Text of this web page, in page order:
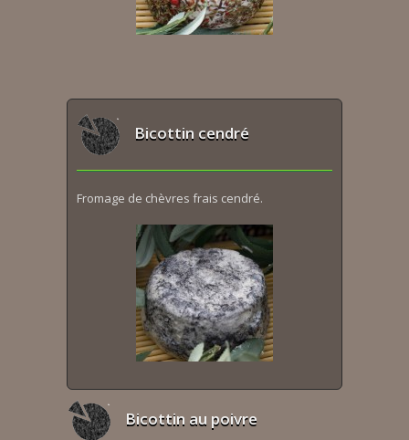
Bicottin cendré
Fromage de chèvres frais cendré.
Bicottin au poivre